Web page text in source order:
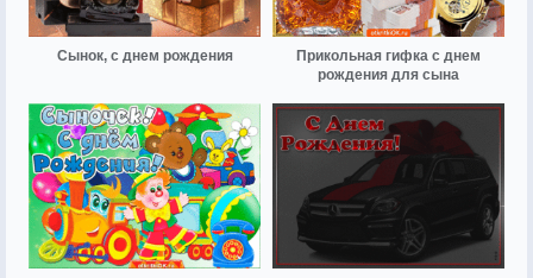
Сынок, с днем рождения
Прикольная гифка с днем
рождения для сына